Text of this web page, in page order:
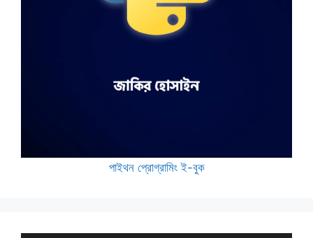
পাইথন প্রোগ্রামিং ই-বুক